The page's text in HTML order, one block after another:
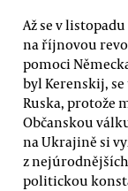
Až se v
na říjnovou
pomoci
byl Kerenskij,
Ruska, protože
Občanskou
na Ukrajině si
z
politickou